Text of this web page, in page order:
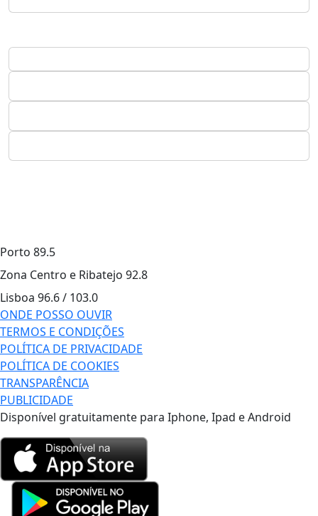
Porto 89.5
Zona Centro e Ribatejo 92.8
Lisboa 96.6 / 103.0
ONDE POSSO OUVIR
TERMOS E CONDIÇÕES
POLÍTICA DE PRIVACIDADE
POLÍTICA DE COOKIES
TRANSPARÊNCIA
PUBLICIDADE
Disponível gratuitamente para Iphone, Ipad e Android